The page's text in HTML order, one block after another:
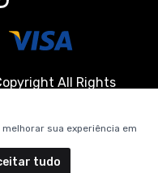
All Rights
sua experiência em
tudo